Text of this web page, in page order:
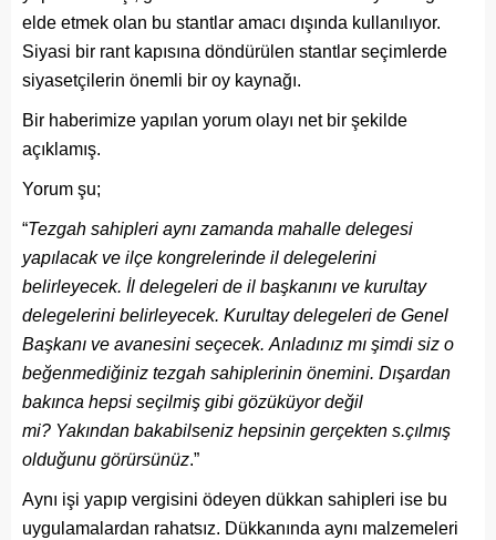
elde etmek olan bu stantlar amacı dışında kullanılıyor.
Siyasi bir rant kapısına döndürülen stantlar seçimlerde
siyasetçilerin önemli bir oy kaynağı.
Bir haberimize yapılan yorum olayı net bir şekilde
açıklamış.
Yorum şu;
“Tezgah sahipleri aynı zamanda mahalle delegesi
yapılacak ve ilçe kongrelerinde il delegelerini
belirleyecek. İl delegeleri de il başkanını ve kurultay
delegelerini belirleyecek. Kurultay delegeleri de Genel
Başkanı ve avanesini seçecek. Anladınız mı şimdi siz o
beğenmediğiniz tezgah sahiplerinin önemini. Dışardan
bakınca hepsi seçilmiş gibi gözüküyor değil
mi? Yakından bakabilseniz hepsinin gerçekten s.çılmış
olduğunu görürsünüz.”
Aynı işi yapıp vergisini ödeyen dükkan sahipleri ise bu
uygulamalardan rahatsız. Dükkanında aynı malzemeleri